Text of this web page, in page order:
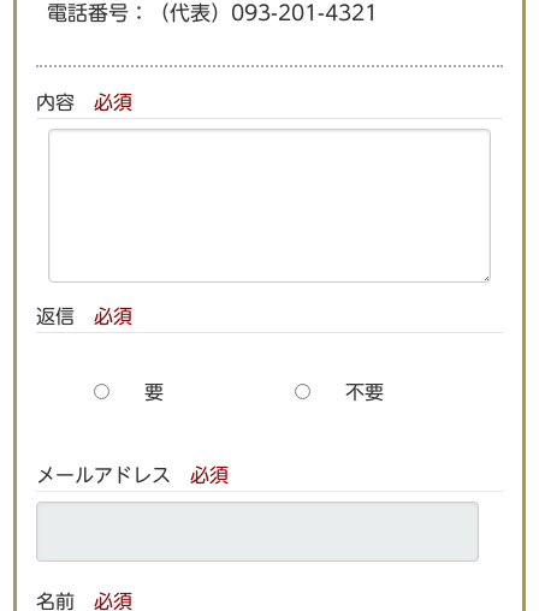
電話番号：
（代表）093-201-4321
内容 必須
返信 必須
要 不要
メールアドレス 必須
名前 必須